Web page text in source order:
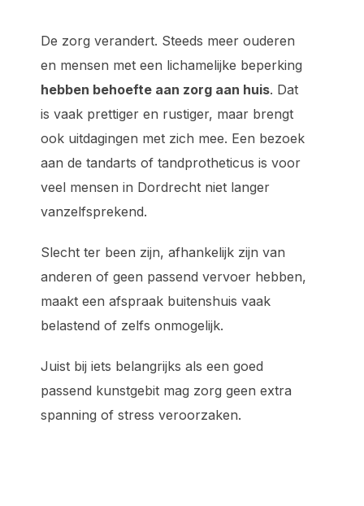
De zorg verandert. Steeds meer ouderen
en mensen met een lichamelijke beperking
hebben behoefte aan zorg aan huis. Dat
is vaak prettiger en rustiger, maar brengt
ook uitdagingen met zich mee. Een bezoek
aan de tandarts of tandprotheticus is voor
veel mensen in Dordrecht niet langer
vanzelfsprekend.
Slecht ter been zijn, afhankelijk zijn van
anderen of geen passend vervoer hebben,
maakt een afspraak buitenshuis vaak
belastend of zelfs onmogelijk.
Juist bij iets belangrijks als een goed
passend kunstgebit mag zorg geen extra
spanning of stress veroorzaken.